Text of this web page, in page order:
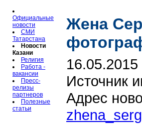
Официальные
новости
СМИ
Татарстана
Новости
Казани
Религия
Работа -
вакансии
Пресс-
релизы
партнеров
Полезные
статьи
Жена
16.05.2015
Источник
Адрес